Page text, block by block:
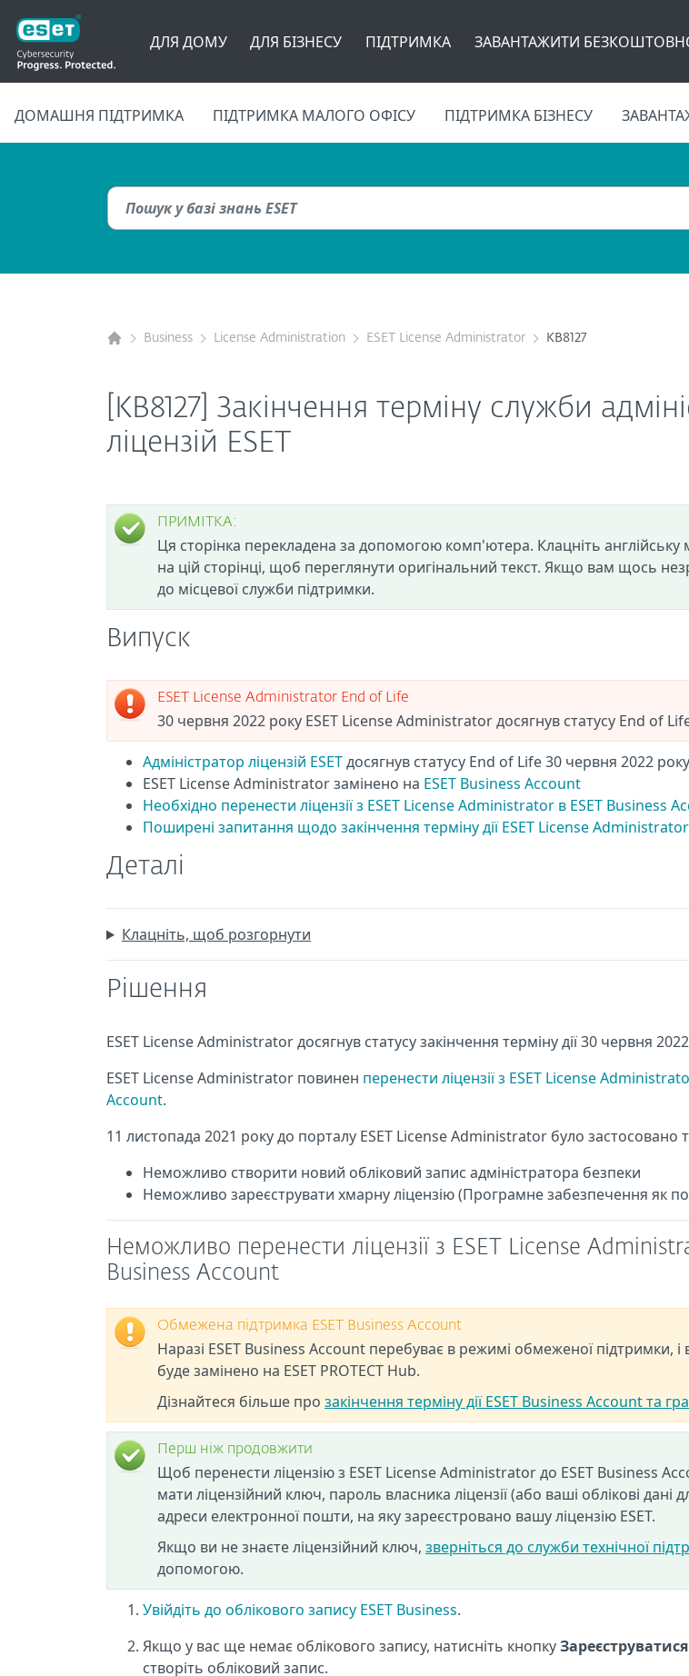
ДЛЯ ДОМУ ДЛЯ БІЗНЕСУ ПІДТРИМКА ЗАВАНТАЖИТИ
ДОМАШНЯ ПІДТРИМКА ПІДТРИМКА МАЛОГО ОФІСУ ПІДТРИМКА БІЗНЕСУ
Business License Administration ESET License Administrator KB8127
[KB8127] Закінчення терміну служби
ліцензій ESET
ПРИМІТКА:
Ця сторінка перекладена за допомогою комп'ютера. Клацніть англійську
на цій сторінці, щоб переглянути оригінальний текст. Якщо вам щось
до місцевої служби підтримки.
Випуск
ESET License Administrator End of Life
30 червня 2022 року ESET License Administrator досягнув статусу End of
Адміністратор ліцензій ESETдосягнув статусу End of Life 30 червня 2022 року
ESET License Administrator замінено на ESET Business Account
Необхідно перенести ліцензії з ESET License Administrator в ESET Business
Поширені запитання щодо закінчення терміну дії ESET License Administrator
Деталі
Клацніть, щоб розгорнути
Рішення
ESET License Administrator досягнув статусу закінчення терміну дії 30 червня
ESET License Administrator повинен перенести ліцензії з ESET License
Account.
11 листопада 2021 року до порталу ESET License Administrator було застосовано
Неможливо створити новий обліковий запис адміністратора безпеки
Неможливо зареєструвати хмарну ліцензію (Програмне забезпечення як
Неможливо перенести ліцензії з ESET License
Business Account
Обмежена підтримка ESET Business Account
Наразі ESET Business Account перебуває в режимі обмеженої підтримки,
буде замінено на ESET PROTECT Hub.
Дізнайтеся більше про закінчення терміну дії ESET Business Account та
Перш ніж продовжити
Щоб перенести ліцензію з ESET License Administrator до ESET Business
мати ліцензійний ключ, пароль власника ліцензії (або ваші облікові дані
адреси електронної пошти, на яку зареєстровано вашу ліцензію ESET.
Якщо ви не знаєте ліцензійний ключ, зверніться до служби технічної
допомогою.
Увійдіть до облікового запису ESET Business.
Якщо у вас ще немає облікового запису, натисніть кнопку
створіть обліковий запис.